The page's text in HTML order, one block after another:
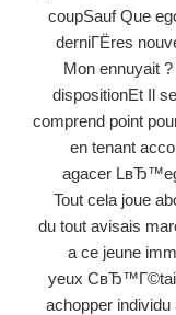
coupSauf Que
derniГЁres
Mon ennuyait
dispositionEt Il
comprend point
en tenant
agacer
Tout cela joue
du tout avisais
a ce jeune
yeux CвЂ™Г©tait
achopper